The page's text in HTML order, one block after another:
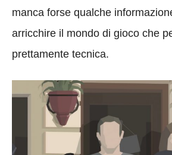
manca forse qualche
arricchire il mondo di gioco che
prettamente tecnica.